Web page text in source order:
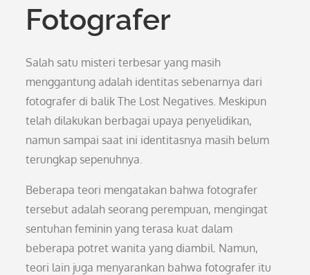
Fotografer
Salah satu misteri terbesar yang masih
menggantung adalah identitas sebenarnya dari
fotografer di balik The Lost Negatives. Meskipun
telah dilakukan berbagai upaya penyelidikan,
namun sampai saat ini identitasnya masih belum
terungkap sepenuhnya.
Beberapa teori mengatakan bahwa fotografer
tersebut adalah seorang perempuan, mengingat
sentuhan feminin yang terasa kuat dalam
beberapa potret wanita yang diambil. Namun,
teori lain juga menyarankan bahwa fotografer itu